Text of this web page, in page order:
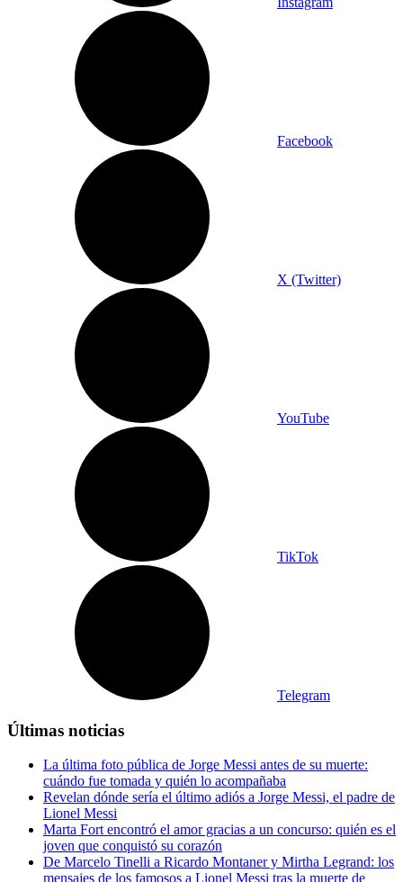
Facebook
X (Twitter)
YouTube
TikTok
Telegram
Últimas noticias
La última foto pública de Jorge Messi antes de su muerte:
cuándo fue tomada y quién lo acompañaba
Revelan dónde sería el último adiós a Jorge Messi, el padre de
Lionel Messi
Marta Fort encontró el amor gracias a un concurso: quién es el
joven que conquistó su corazón
De Marcelo Tinelli a Ricardo Montaner y Mirtha Legrand: los
mensajes de los famosos a Lionel Messi tras la muerte de